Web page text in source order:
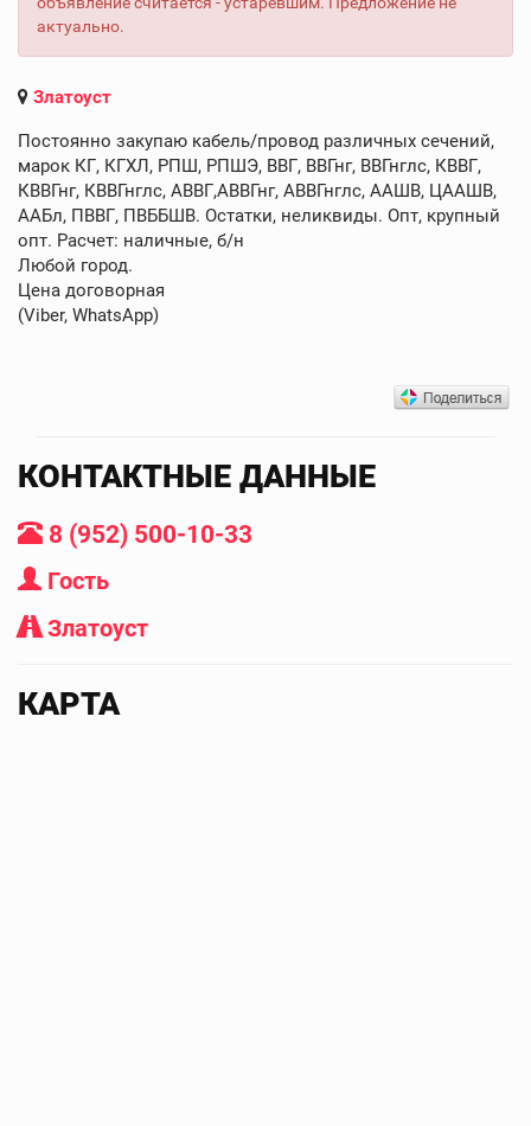
актуально.
Златоуст
Постоянно закупаю кабель/провод различных сечений,
марок КГ, КГХЛ, РПШ, РПШЭ, ВВГ, ВВГнг, ВВГнглс, КВВГ,
КВВГнг, КВВГнглс, АВВГ,АВВГнг, АВВГнглс, ААШВ, ЦААШВ,
ААБл, ПВВГ, ПВББШВ. Остатки, неликвиды. Опт, крупный
опт. Расчет: наличные, б/н
Любой город.
Цена договорная
(Viber, WhatsApp)
КОНТАКТНЫЕ ДАННЫЕ
8 (952) 500-10-33
Гость
Златоуст
КАРТА